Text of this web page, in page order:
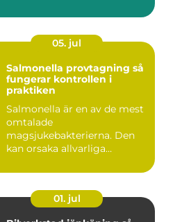
05. jul
Salmonella provtagning så
fungerar kontrollen i
praktiken
Salmonella är en av de mest
omtalade
magsjukebakterierna. Den
kan orsaka allvarliga
01. jul